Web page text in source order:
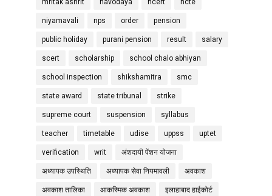
niyamavali nps order pension
public holiday purani pension result salary
scert scholarship school chalo abhiyan
school inspection shikshamitra smc
state award state tribunal strike
supreme court suspension syllabus
teacher timetable udise uppss uptet
verification writ अंशदायी पेंशन योजना
अध्यापक उपस्थिति अध्यापक सेवा नियमावली अवकाश
अवकाश तालिका आकस्मिक अवकाश इलाहाबाद हाईकोर्ट